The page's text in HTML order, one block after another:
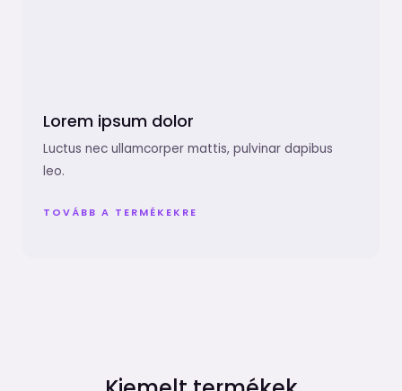
Lorem ipsum dolor
Luctus nec ullamcorper mattis, pulvinar dapibus
leo.
TOVÁBB A TERMÉKEKRE